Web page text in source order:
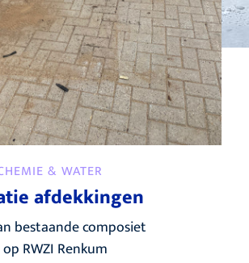
& WATER
afdekkingen
bestaande composiet
RWZI Renkum